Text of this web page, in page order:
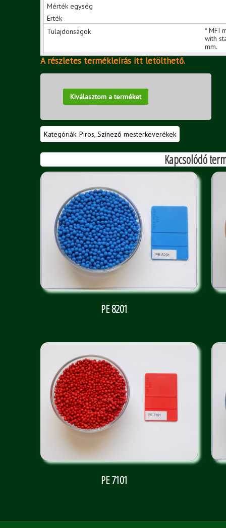
* MFI
with
mm.
A részletes termékleírás itt letölthető.
Kiválasztom a terméket
Kategóriák: Piros Színező mesterkeverékek
Kapcsolódó
PE 8201
PE 7101